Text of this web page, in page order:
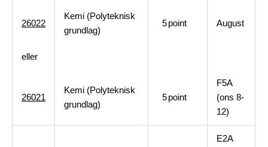
26022
Kemi (Polyteknisk
grundlag)
5point August
eller
26021
Kemi (Polyteknisk
grundlag)
5point
F5A
(ons 8-
12)
E2A